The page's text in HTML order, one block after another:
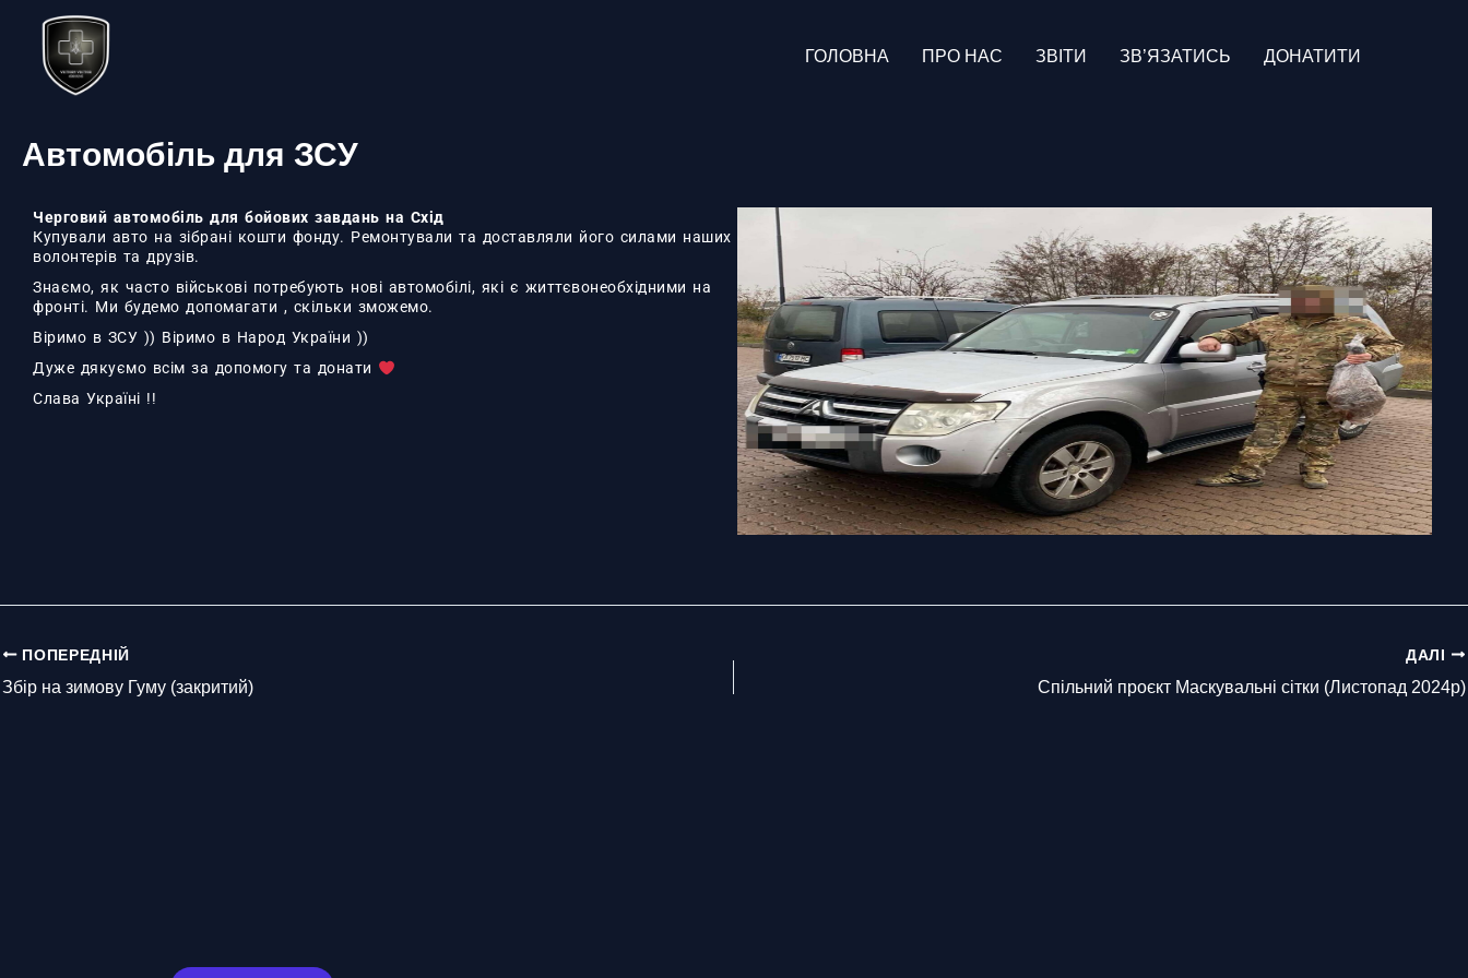
Перейти
вмісту
ГОЛОВНА ПРО НАС ЗВІТИ ЗВ’ЯЗАТИСЬ ДОНАТИТИ
Автомобіль для ЗСУ
Черговий автомобіль для бойових завдань на Схід
Купували авто на зібрані кошти фонду. Ремонтували та доставляли його силами наших
волонтерів та друзів.
Знаємо, як часто військові потребують нові автомобілі, які є життєвонеобхідними на
фронті. Ми будемо допомагати , скільки зможемо.
Віримо в ЗСУ )) Віримо в Народ України ))
Дуже дякуємо всім за допомогу та донати
Слава Україні !!
ПОПЕРЕДНІЙ
Збір на зимову Гуму (закритий)
ДАЛІ
Спільний проєкт Маскувальні сітки (Листопад 2024р)